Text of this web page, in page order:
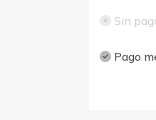
Sin
Pago